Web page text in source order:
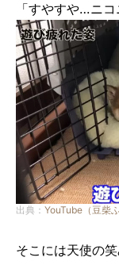
「すやすや…ニコ
出典： YouTube（豆柴
そこには天使の